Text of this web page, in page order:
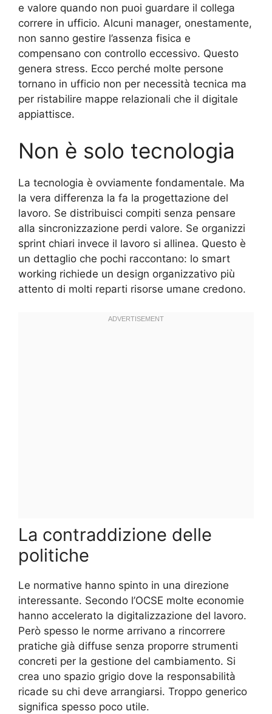
e valore quando non puoi guardare il collega
correre in ufficio. Alcuni manager, onestamente,
non sanno gestire l’assenza fisica e
compensano con controllo eccessivo. Questo
genera stress. Ecco perché molte persone
tornano in ufficio non per necessità tecnica ma
per ristabilire mappe relazionali che il digitale
appiattisce.
Non è solo tecnologia
La tecnologia è ovviamente fondamentale. Ma
la vera differenza la fa la progettazione del
lavoro. Se distribuisci compiti senza pensare
alla sincronizzazione perdi valore. Se organizzi
sprint chiari invece il lavoro si allinea. Questo è
un dettaglio che pochi raccontano: lo smart
working richiede un design organizzativo più
attento di molti reparti risorse umane credono.
La contraddizione delle
politiche
Le normative hanno spinto in una direzione
interessante. Secondo l’OCSE molte economie
hanno accelerato la digitalizzazione del lavoro.
Però spesso le norme arrivano a rincorrere
pratiche già diffuse senza proporre strumenti
concreti per la gestione del cambiamento. Si
crea uno spazio grigio dove la responsabilità
ricade su chi deve arrangiarsi. Troppo generico
significa spesso poco utile.